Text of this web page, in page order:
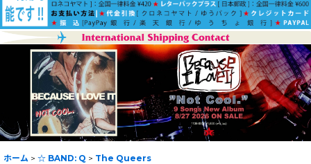
ホーム > ☆ BAND: Q > The Queers